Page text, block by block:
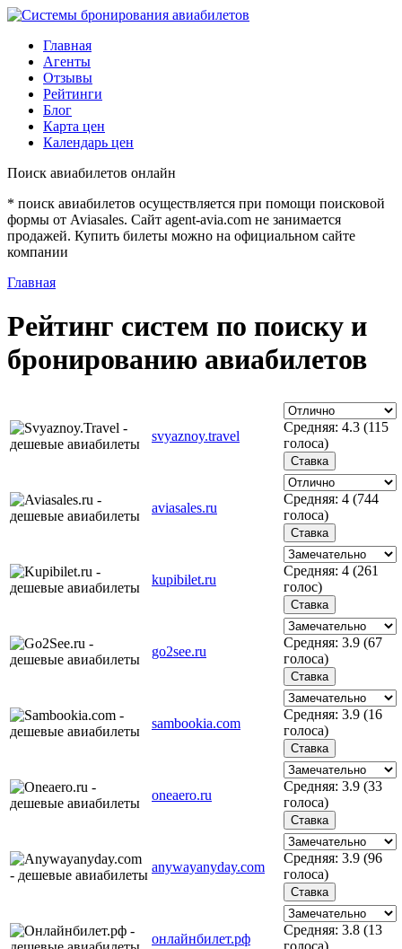
Главная
Агенты
Отзывы
Рейтинги
Блог
Карта цен
Календарь цен
Поиск авиабилетов онлайн
* поиск авиабилетов осуществляется при помощи поисковой
формы от Aviasales. Сайт agent-avia.com не занимается
продажей. Купить билеты можно на официальном сайте
компании
Главная
Рейтинг систем по поиску и
бронированию авиабилетов
svyaznoy.travel
Средняя: 4.3 (115
голоса)
aviasales.ru
Средняя: 4 (744
голоса)
kupibilet.ru
Средняя: 4 (261
голос)
go2see.ru
Средняя: 3.9 (67
голоса)
sambookia.com
Средняя: 3.9 (16
голоса)
oneaero.ru
Средняя: 3.9 (33
голоса)
anywayanyday.com
Средняя: 3.9 (96
голоса)
онлайнбилет.рф
Средняя: 3.8 (13
голоса)